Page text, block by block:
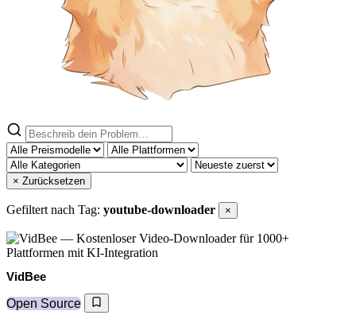
× Zurücksetzen
Gefiltert nach Tag: youtube-downloader ×
VidBee
Open Source